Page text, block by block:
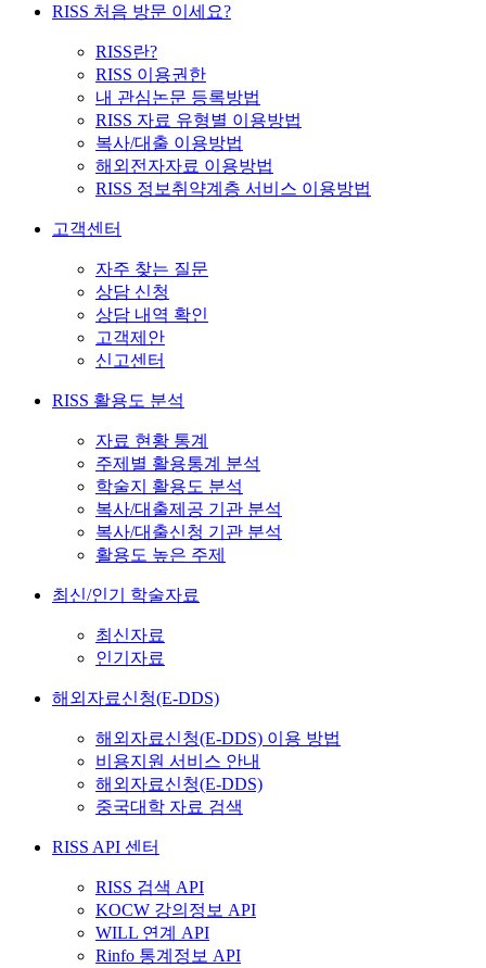
RISS 처음 방문 이세요?
RISS란?
RISS 이용권한
내 관심논문 등록방법
RISS 자료 유형별 이용방법
복사/대출 이용방법
해외전자자료 이용방법
RISS 정보취약계층 서비스 이용방법
고객센터
자주 찾는 질문
상담 신청
상담 내역 확인
고객제안
신고센터
RISS 활용도 분석
자료 현황 통계
주제별 활용통계 분석
학술지 활용도 분석
복사/대출제공 기관 분석
복사/대출신청 기관 분석
활용도 높은 주제
최신/인기 학술자료
최신자료
인기자료
해외자료신청(E-DDS)
해외자료신청(E-DDS) 이용 방법
비용지원 서비스 안내
해외자료신청(E-DDS)
중국대학 자료 검색
RISS API 센터
RISS 검색 API
KOCW 강의정보 API
WILL 연계 API
Rinfo 통계정보 API